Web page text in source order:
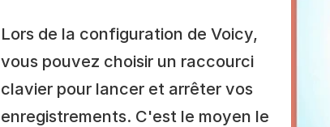
Lors de la configuration de Voicy,
vous pouvez choisir un raccourci
clavier pour lancer et arrêter vos
enregistrements. C'est le moyen le